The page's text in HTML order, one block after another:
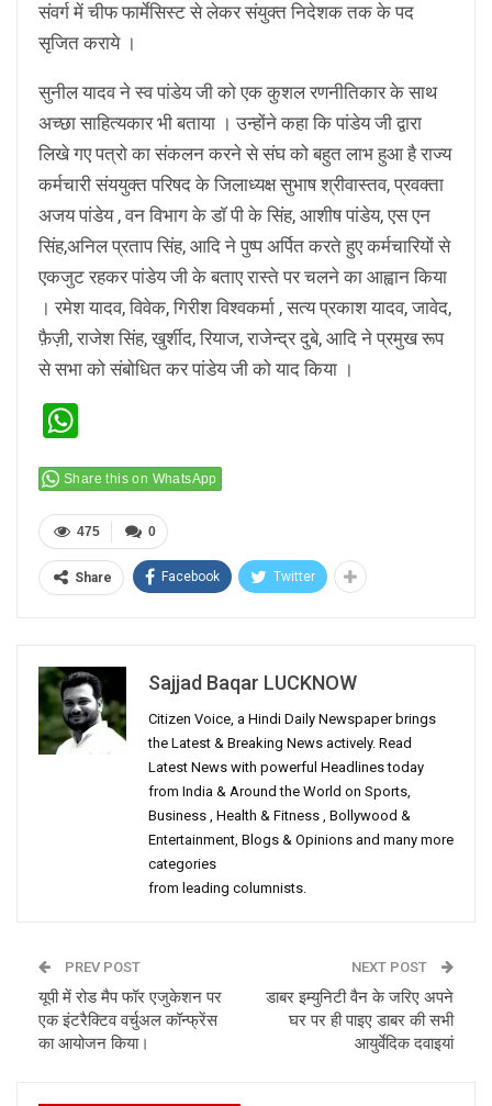
संवर्ग में चीफ फार्मेसिस्ट से लेकर संयुक्त निदेशक तक के पद
सृजित कराये ।
सुनील यादव ने स्व पांडेय जी को एक कुशल रणनीतिकार के साथ
अच्छा साहित्यकार भी बताया । उन्होंने कहा कि पांडेय जी द्वारा
लिखे गए पत्रो का संकलन करने से संघ को बहुत लाभ हुआ है राज्य
कर्मचारी संययुक्त परिषद के जिलाध्यक्ष सुभाष श्रीवास्तव, प्रवक्ता
अजय पांडेय , वन विभाग के डॉ पी के सिंह, आशीष पांडेय, एस एन
सिंह,अनिल प्रताप सिंह, आदि ने पुष्प अर्पित करते हुए कर्मचारियों से
एकजुट रहकर पांडेय जी के बताए रास्ते पर चलने का आह्वान किया
। रमेश यादव, विवेक, गिरीश विश्वकर्मा , सत्य प्रकाश यादव, जावेद,
फ़ैज़ी, राजेश सिंह, खुर्शीद, रियाज, राजेन्द्र दुबे, आदि ने प्रमुख रूप
से सभा को संबोधित कर पांडेय जी को याद किया ।
Share this on WhatsApp
0
475
Share Facebook Twitter
Sajjad Baqar LUCKNOW
Citizen Voice, a Hindi Daily Newspaper brings
the Latest & Breaking News actively. Read
Latest News with powerful Headlines today
from India & Around the World on Sports,
Business , Health & Fitness , Bollywood &
Entertainment, Blogs & Opinions and many more
categories
from leading columnists.
PREV POST
यूपी में रोड मैप फॉर एजुकेशन पर
एक इंटरैक्टिव वर्चुअल कॉन्फ्रेंस
का आयोजन किया।
NEXT POST
डाबर इम्युनिटी वैन के जरिए अपने
घर पर ही पाइए डाबर की सभी
आयुर्वेदिक दवाइयां